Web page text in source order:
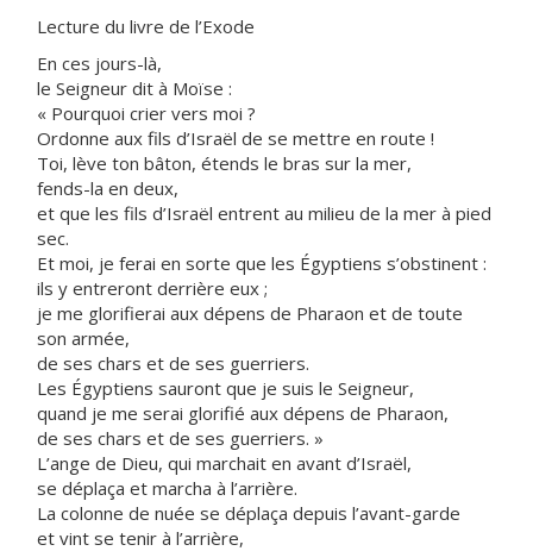
Lecture du livre de l’Exode
En ces jours-là,
le Seigneur dit à Moïse :
« Pourquoi crier vers moi ?
Ordonne aux fils d’Israël de se mettre en route !
Toi, lève ton bâton, étends le bras sur la mer,
fends-la en deux,
et que les fils d’Israël entrent au milieu de la mer à pied
sec.
Et moi, je ferai en sorte que les Égyptiens s’obstinent :
ils y entreront derrière eux ;
je me glorifierai aux dépens de Pharaon et de toute
son armée,
de ses chars et de ses guerriers.
Les Égyptiens sauront que je suis le Seigneur,
quand je me serai glorifié aux dépens de Pharaon,
de ses chars et de ses guerriers. »
L’ange de Dieu, qui marchait en avant d’Israël,
se déplaça et marcha à l’arrière.
La colonne de nuée se déplaça depuis l’avant-garde
et vint se tenir à l’arrière,